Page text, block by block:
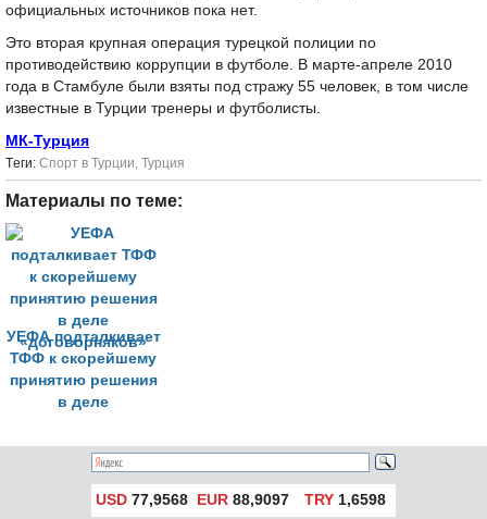
официальных источников пока нет.
Это вторая крупная операция турецкой полиции по
противодействию коррупции в футболе. В марте-апреле 2010
года в Стамбуле были взяты под стражу 55 человек, в том числе
известные в Турции тренеры и футболисты.
МК-Турция
Tеги: Спорт в Турции, Турция
Материалы по теме:
УЕФА подталкивает
ТФФ к скорейшему
принятию решения
в деле
USD 77,9568 EUR 88,9097 TRY1,6598